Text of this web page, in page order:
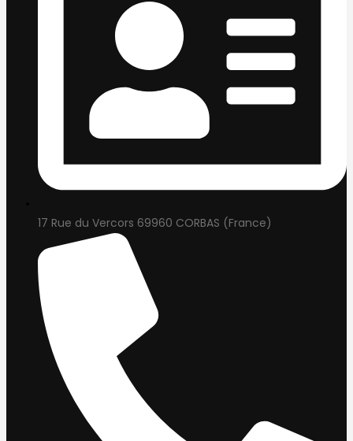
17 Rue du Vercors 69960 CORBAS (France)